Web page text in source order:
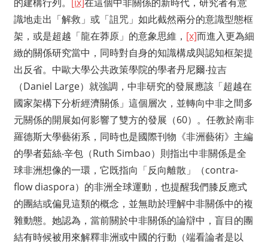
識地走出「解救」或「詛咒」如此截然兩分的意識型態框
架，或是超越「龍在莽原」的意象思維， [x]而進入更為細
緻的關係研究當中，同時對自身的知識構成與認知框架提
出反省。中歐大學公共政策學院的學者丹尼爾‧拉吉
（Daniel Large）就強調，中非研究的發展應該「超越在
國家架構下分析經濟關係」這個層次，並轉向中非之間多
元關係的開展如何影響了雙方的發展（60）。任教於南非
羅德斯大學藝術系，同時也是國際刊物《非洲藝術》主編
的學者茹絲‧辛包（Ruth Simbao）則指出中非關係是全
球非洲想像的一環，它既指向「反向離散」（contra-
flow diaspora）的非洲全球運動，也提醒我們膝反應式
的團結或偏見這類的概念，並無助於理解中非關係中的複
雜動態。她認為，當前關於中非關係的論辯中，盲目的團
結有時候被用來解釋非洲或中國的行動（端看論者是以